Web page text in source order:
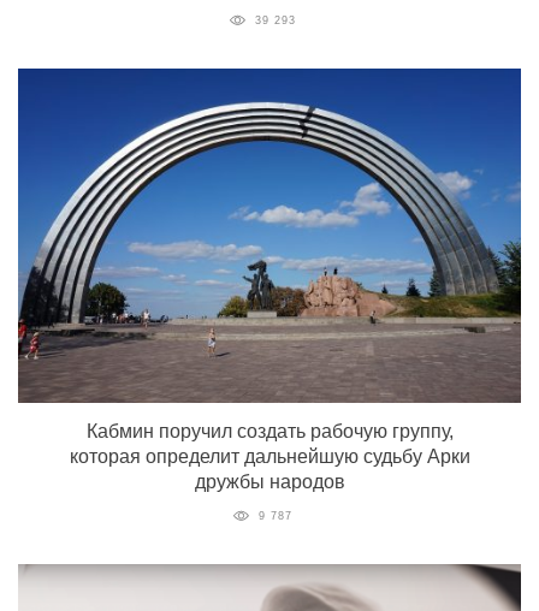
39 293
Кабмин поручил создать рабочую группу,
которая определит дальнейшую судьбу Арки
дружбы народов
9 787